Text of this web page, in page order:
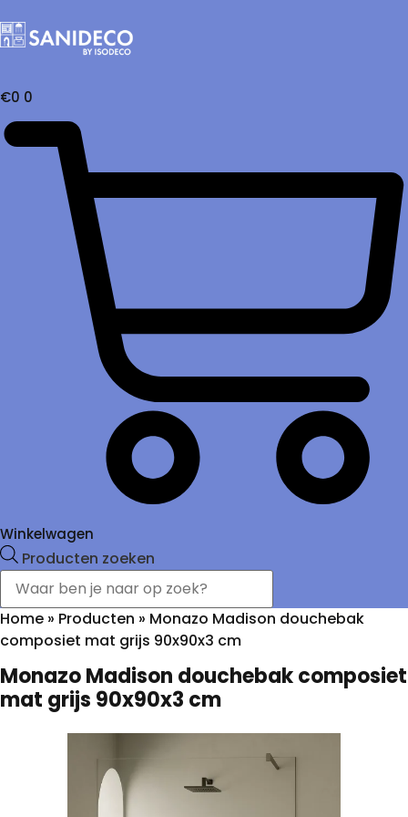
€0 0
Winkelwagen
Producten zoeken
Home » Producten » Monazo Madison douchebak
composiet mat grijs 90x90x3 cm
Monazo Madison douchebak composiet
mat grijs 90x90x3 cm